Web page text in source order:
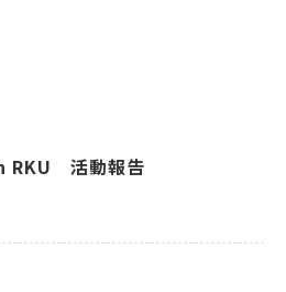
RKU 活動報告